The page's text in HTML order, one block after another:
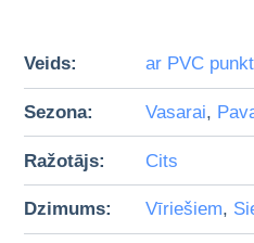
Veids: ar PVC
Sezona: Vasarai,
Ražotājs: Cits
Dzimums: Vīriešiem,